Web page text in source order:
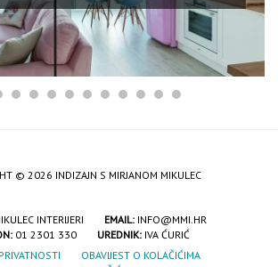
© 2026 INDIZAJN S MIRJANOM MIKULEC
INTERIJERI EMAIL: INFO@MMI.HR
01 2301 330 UREDNIK: IVA ĆURIĆ
OBAVIJEST O KOLAČIĆIMA